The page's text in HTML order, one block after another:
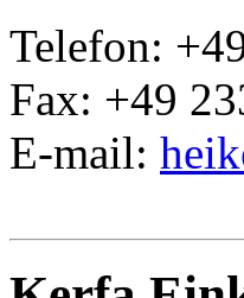
Telefon:
Fax: +49
E-mail: